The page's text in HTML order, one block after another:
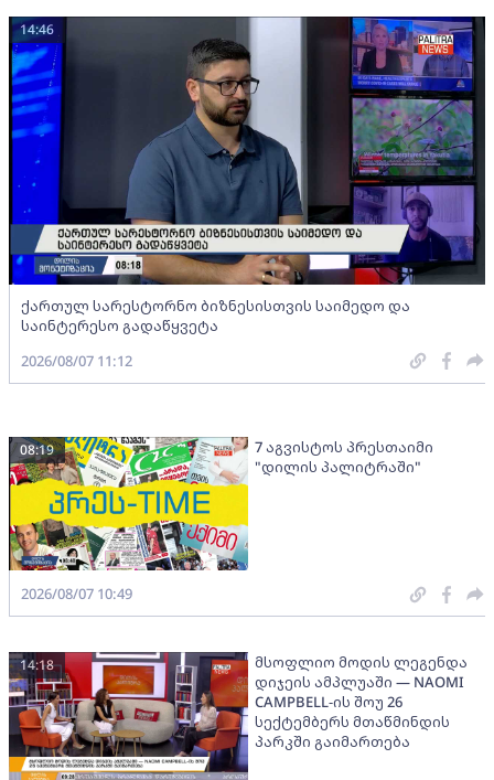
ქართულ სარესტორნო ბიზნესისთვის საიმედო და
საინტერესო გადაწყვეტა
14:46
2026/08/07 11:12
7 აგვისტოს პრესთაიმი
"დილის პალიტრაში"
08:19
2026/08/07 10:49
მსოფლიო მოდის ლეგენდა
დიჯეის ამპლუაში — NAOMI
CAMPBELL-ის შოუ 26
სექტემბერს მთაწმინდის
პარკში გაიმართება
14:18